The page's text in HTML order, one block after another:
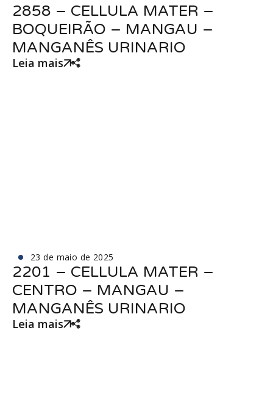
2858 – CELLULA MATER –
BOQUEIRÃO – MANGAU –
MANGANÊS URINARIO
Leia mais
23 de maio de 2025
2201 – CELLULA MATER –
CENTRO – MANGAU –
MANGANÊS URINARIO
Leia mais